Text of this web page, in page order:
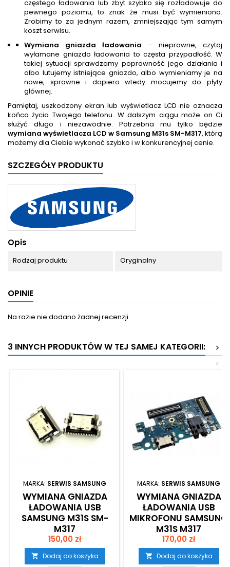
częstego ładowania lub zbyt szybko się rozładowuje do
pewnego poziomu, to znak że musi być wymieniona.
Zrobimy to za jednym razem, zmniejszając tym samym
koszt serwisu.
Wymiana gniazda ładowania – nieprawne, czytaj
wyłamane gniazdo ładowania to częsta przypadłość. W
takiej sytuacji sprawdzamy poprawność jego działania i
albo lutujemy istniejące gniazdo, albo wymieniamy je na
nowe, sprawne i dopiero wtedy mocujemy do płyty
głównej.
Pamiętaj, uszkodzony ekran lub wyświetlacz LCD nie oznacza
końca życia Twojego telefonu. W dalszym ciągu może on Ci
służyć długo i niezawodnie. Potrzebna mu tylko będzie
wymiana wyświetlacza LCD w Samsung M31s SM-M317, którą
możemy dla Ciebie wykonać szybko i w konkurencyjnej cenie.
SZCZEGÓŁY PRODUKTU
Opis
Rodzaj produktu Oryginalny
OPINIE
Na razie nie dodano żadnej recenzji.
3 INNYCH PRODUKTÓW W TEJ SAMEJ KATEGORII:
>
<
MARKA: SERWIS SAMSUNG
WYMIANA GNIAZDA
ŁADOWANIA USB
SAMSUNG M31S SM-
M317
Cena
150,00 zł
 Dodaj do koszyka
MARKA: SERWIS SAMSUNG
WYMIANA GNIAZDA
ŁADOWANIA USB
MIKROFONU SAMSUNG
M31S M317
Cena
170,00 zł
 Dodaj do koszyka